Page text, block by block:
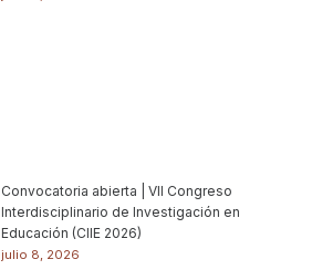
Convocatoria abierta | VII Congreso
Interdisciplinario de Investigación en
Educación (CIIE 2026)
julio 8, 2026